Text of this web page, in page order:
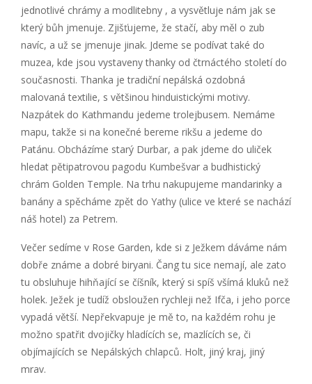
jednotlivé chrámy a modlitebny , a vysvětluje nám jak se
který bůh jmenuje. Zjišťujeme, že stačí, aby měl o zub
navíc, a už se jmenuje jinak. Jdeme se podívat také do
muzea, kde jsou vystaveny thanky od čtrnáctého století do
současnosti. Thanka je tradiční nepálská ozdobná
malovaná textilie, s většinou hinduistickými motivy.
Nazpátek do Kathmandu jedeme trolejbusem. Nemáme
mapu, takže si na konečné bereme rikšu a jedeme do
Patánu. Obcházíme starý Durbar, a pak jdeme do uliček
hledat pětipatrovou pagodu Kumbešvar a budhistický
chrám Golden Temple. Na trhu nakupujeme mandarinky a
banány a spěcháme zpět do Yathy (ulice ve které se nachází
náš hotel) za Petrem.
Večer sedíme v Rose Garden, kde si z Ježkem dáváme nám
dobře známe a dobré biryani. Čang tu sice nemají, ale zato
tu obsluhuje hihňající se číšník, který si spíš všímá kluků než
holek. Ježek je tudíž obsloužen rychleji než Ifča, i jeho porce
vypadá větší. Nepřekvapuje je mě to, na každém rohu je
možno spatřit dvojičky hladících se, mazlících se, či
objímajících se Nepálských chlapců. Holt, jiný kraj, jiný
mrav.